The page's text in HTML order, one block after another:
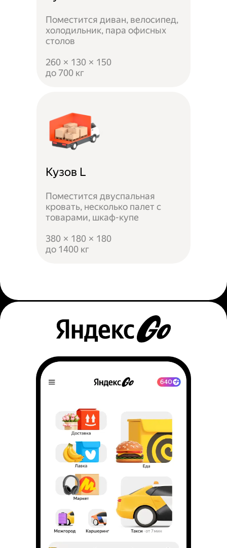
Поместится диван, велосипед,
холодильник, пара офисных
столов
260 × 130 × 150
до 700 кг
Кузов L
Поместится двуспальная
кровать, несколько палет с
товарами, шкаф-купе
380 × 180 × 180
до 1400 кг